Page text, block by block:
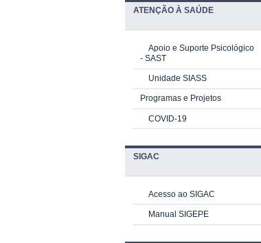
ATENÇÃO À SAÚDE
Apoio e Suporte Psicológico
- SAST
Unidade SIASS
Programas e Projetos
COVID-19
SIGAC
Acesso ao SIGAC
Manual SIGEPE